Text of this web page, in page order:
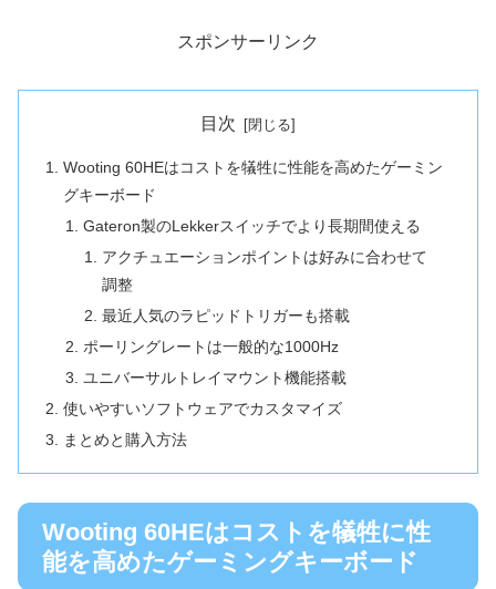
スポンサーリンク
目次
Wooting 60HEはコストを犠牲に性能を高めたゲーミン
グキーボード
Gateron製のLekkerスイッチでより長期間使える
アクチュエーションポイントは好みに合わせて
調整
最近人気のラピッドトリガーも搭載
ポーリングレートは一般的な1000Hz
ユニバーサルトレイマウント機能搭載
使いやすいソフトウェアでカスタマイズ
まとめと購入方法
Wooting 60HEはコストを犠牲に性
能を高めたゲーミングキーボード